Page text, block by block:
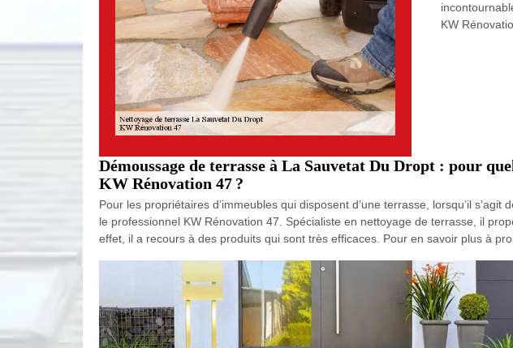
KW
Démoussage de terrasse à La Sauvetat Du Dropt : pour
KW Rénovation 47 ?
Pour les propriétaires d’immeubles qui disposent d’une terrasse, lorsqu’il
le professionnel KW Rénovation 47. Spécialiste en nettoyage de terrasse, il
effet, il a recours à des produits qui sont très efficaces. Pour en savoir plus à